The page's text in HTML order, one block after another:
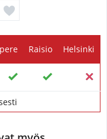
Raisio Helsinki